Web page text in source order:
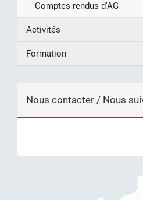
Comptes rendus d'AG
Activités
Formation
Nous contacter / Nous